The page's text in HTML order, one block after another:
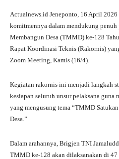
ts
A
pp
gr
a
m
bo
ok r
Actualnews.id Jeneponto, 16 April
komitmennya dalam mendukung
Membangun Desa (TMMD) ke-128
Rapat Koordinasi Teknis (Rakornis)
Zoom Meeting, Kamis (16/4).
Kegiatan rakornis ini menjadi langkah
kesiapan seluruh unsur pelaksana
yang mengusung tema “TMMD
Desa.”
Dalam arahannya, Brigjen TNI
TMMD ke-128 akan dilaksanakan di